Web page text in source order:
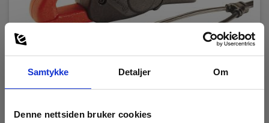
Samtykke Detaljer Om
Denne nettsiden bruker cookies